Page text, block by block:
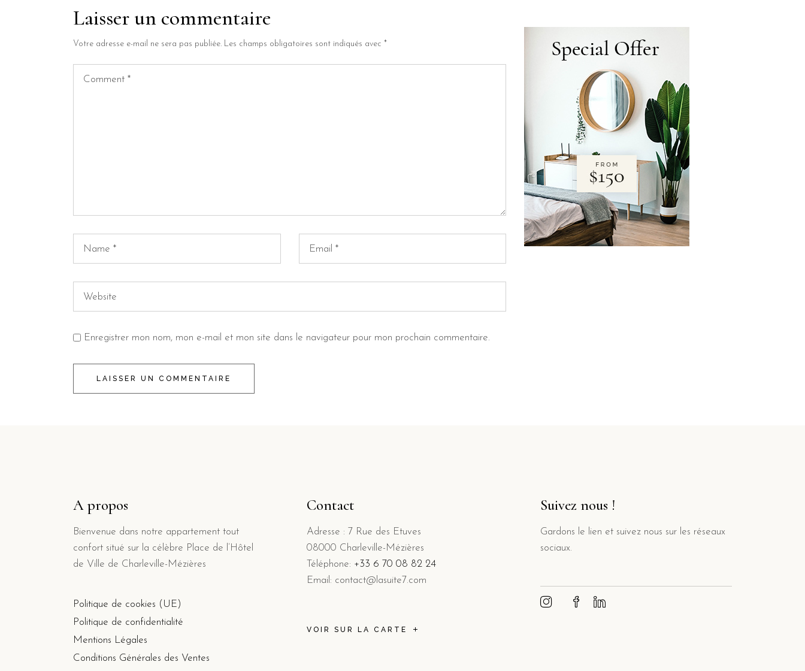
Laisser un commentaire
Votre adresse e-mail ne sera pas publiée. Les champs obligatoires sont indiqués avec *
Enregistrer mon nom, mon e-mail et mon site dans le navigateur pour mon prochain commentaire.
LAISSER UN COMMENTAIRE
A propos
Bienvenue dans notre appartement tout
confort situé sur la célèbre Place de l’Hôtel
de Ville de Charleville-Mézières
Politique de cookies (UE)
Politique de confidentialité
Mentions Légales
Conditions Générales des Ventes
Contact
Adresse : 7 Rue des Etuves
08000 Charleville-Mézières
Téléphone: +33 6 70 08 82 24
Email: contact@lasuite7.com
VOIR SUR LA CARTE
Suivez nous !
Gardons le lien et suivez nous sur les réseaux
sociaux.